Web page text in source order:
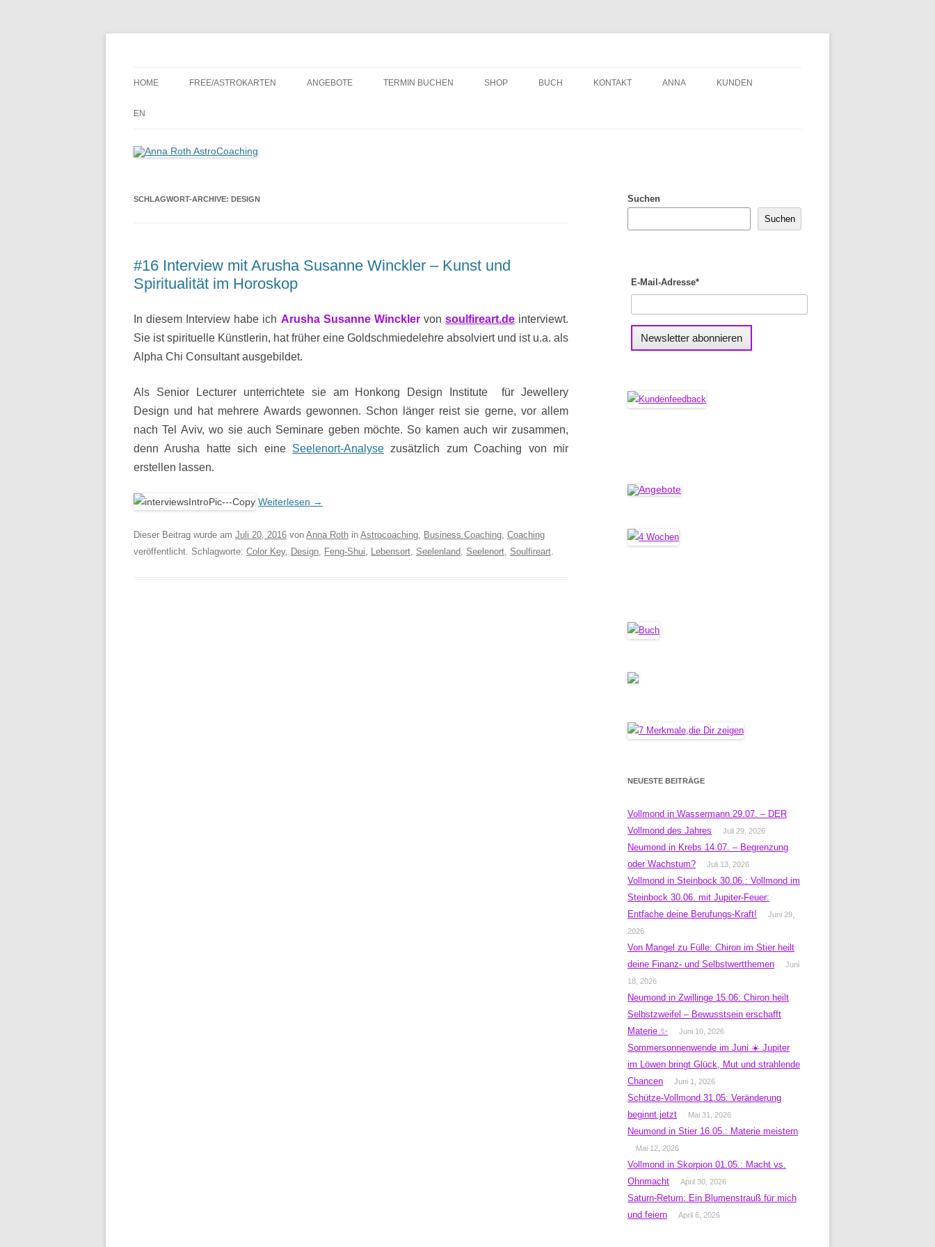
Inhalt
HOME FREE/ASTROKARTEN ANGEBOTE TERMIN BUCHEN SHOP BUCH KONTAKT ANNA KUNDEN
EN
SCHLAGWORT-ARCHIVE: DESIGN
#16 Interview mit Arusha Susanne Winckler – Kunst und
Spiritualität im Horoskop
In diesem Interview habe ich Arusha Susanne Wincklervon soulfireart.deinterviewt.
Sie istspirituelle Künstlerin, hat früher eine Goldschmiedelehre absolviert und ist u.a. als
Alpha Chi Consultant ausgebildet.
Als Senior Lecturer unterrichtete sie am Honkong Design Institute für Jewellery
Design und hat mehrere Awards gewonnen. Schon länger reist sie gerne, vor allem
nach Tel Aviv, wo sie auch Seminare geben möchte. So kamen auch wir zusammen,
denn Arusha hatte sich eine Seelenort-Analyse zusätzlich zum Coaching von mir
erstellen lassen.
Weiterlesen →
Dieser Beitrag wurde am Juli 20, 2016 von Anna Roth in Astrocoaching, Business Coaching, Coaching
veröffentlicht. Schlagworte: Color Key, Design, Feng-Shui, Lebensort, Seelenland, Seelenort, Soulfireart.
Suchen
Suchen
E-Mail-Adresse*
NEUESTE BEITRÄGE
Vollmond in Wassermann 29.07. – DER
Vollmond des Jahres
Juli 29, 2026
Neumond in Krebs 14.07. – Begrenzung
oder Wachstum?
Juli 13, 2026
Vollmond in Steinbock 30.06.: Vollmond im
Steinbock 30.06. mit Jupiter-Feuer:
Entfache deine Berufungs-Kraft!
Juni 29,
2026
Von Mangel zu Fülle: Chiron im Stier heilt
deine Finanz- und Selbstwertthemen
Juni
18, 2026
Neumond in Zwillinge 15.06: Chiron heilt
Selbstzweifel – Bewusstsein erschafft
Materie ✨
Juni 10, 2026
Sommersonnenwende im Juni ☀️ Jupiter
im Löwen bringt Glück, Mut und strahlende
Chancen
Juni 1, 2026
Schütze-Vollmond 31.05: Veränderung
beginnt jetzt
Mai 31, 2026
Neumond in Stier 16.05.: Materie meistern
Mai 12, 2026
Vollmond in Skorpion 01.05.: Macht vs.
Ohnmacht
April 30, 2026
Saturn-Return: Ein Blumenstrauß für mich
und feiern
April 6, 2026